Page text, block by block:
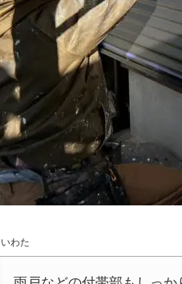
いわた